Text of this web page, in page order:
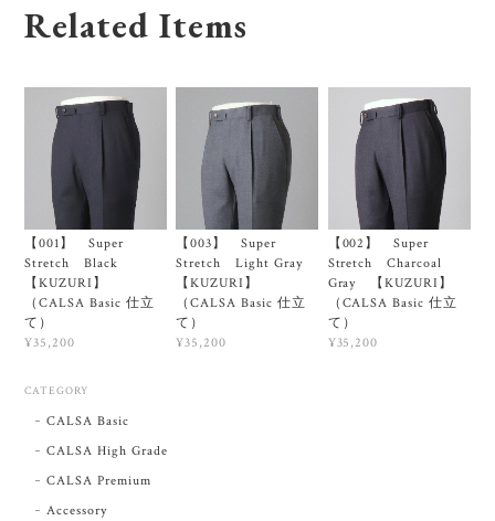
Related Items
【001】 Super
Stretch Black
【KUZURI】
（CALSA Basic 仕立
て）
¥35,200
【003】 Super
Stretch Light Gray
【KUZURI】
（CALSA Basic 仕立
て）
¥35,200
【002】 Super
Stretch Charcoal
Gray 【KUZURI】
（CALSA Basic 仕立
て）
¥35,200
CATEGORY
CALSA Basic
CALSA High Grade
CALSA Premium
Accessory